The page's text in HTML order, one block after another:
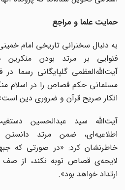
حمایت علما و مراجع
به دنبال سخنرانی تاریخی امام
فتوایی بر مرتد بودن
آیت‌الله‌العظمی گلپایگانی رسما در
مسلمانی حکم قصاص را در اسلام
انکار صریح قرآن و ضروری دین است».
آیت‌الله سید عبدالحسین
اطلاعیه‌ای، ضمن مرتد دانستن
خاطرنشان کرد: «در صورتی که
لایحه‌ی قصاص توبه نکند، از صف
ارتداد خواهد بود».